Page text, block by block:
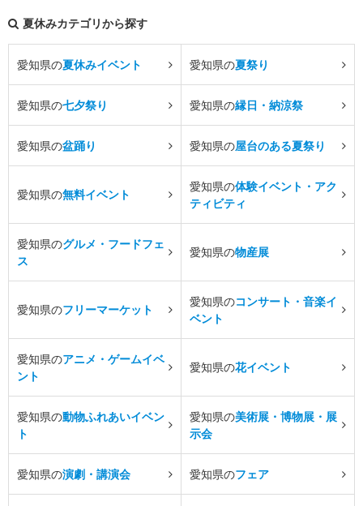
夏休みカテゴリから探す
愛知県の夏休みイベント 愛知県の夏祭り
愛知県の七夕祭り 愛知県の縁日・納涼祭
愛知県の盆踊り 愛知県の屋台のある夏祭り
愛知県の無料イベント
愛知県の体験イベント・アク
ティビティ
愛知県のグルメ・フードフェ
ス
愛知県の物産展
愛知県のフリーマーケット
愛知県のコンサート・音楽イ
ベント
愛知県のアニメ・ゲームイベ
ント
愛知県の花イベント
愛知県の動物ふれあいイベン
ト
愛知県の美術展・博物展・展
示会
愛知県の演劇・講演会 愛知県のフェア